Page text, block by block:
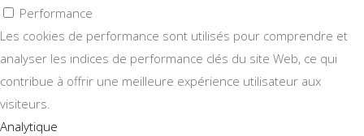
Performance
Les cookies de performance sont utilisés pour comprendre et
analyser les indices de performance clés du site Web, ce qui
contribue à offrir une meilleure expérience utilisateur aux
visiteurs.
Analytique